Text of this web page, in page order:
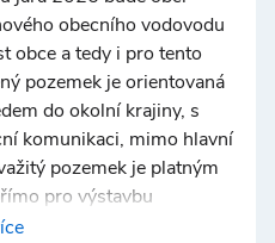
obecního vodovodu
obce a tedy i pro tento
pozemek je orientovaná
do okolní krajiny, s
komunikaci, mimo hlavní
pozemek je platným
pro výstavbu
je vzhledem k